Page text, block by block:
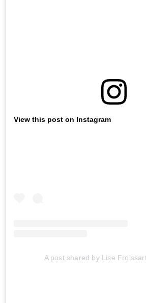
View this post on Instagram
A post shared by Lise